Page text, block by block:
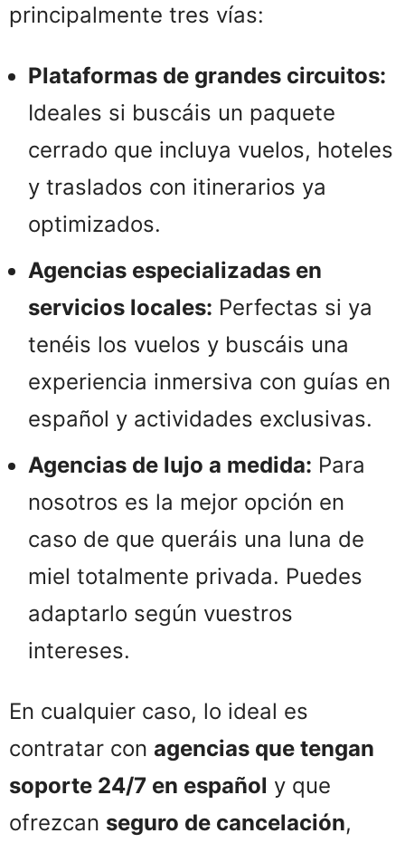
principalmente tres vías:
Plataformas de grandes circuitos:
Ideales si buscáis un paquete
cerrado que incluya vuelos, hoteles
y traslados con itinerarios ya
optimizados.
Agencias especializadas en
servicios locales: Perfectas si ya
tenéis los vuelos y buscáis una
experiencia inmersiva con guías en
español y actividades exclusivas.
Agencias de lujo a medida: Para
nosotros es la mejor opción en
caso de que queráis una luna de
miel totalmente privada. Puedes
adaptarlo según vuestros
intereses.
En cualquier caso, lo ideal es
contratar con agencias que tengan
soporte 24/7 en español y que
ofrezcan seguro de cancelación,